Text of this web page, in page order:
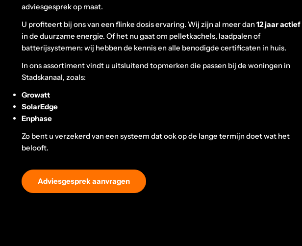
adviesgesprek op maat.
U profiteert bij ons van een flinke dosis ervaring. Wij zijn al meer dan 12 jaar actief
in de duurzame energie. Of het nu gaat om pelletkachels, laadpalen of
batterijsystemen: wij hebben de kennis en alle benodigde certificaten in huis.
In ons assortiment vindt u uitsluitend topmerken die passen bij de woningen in
Stadskanaal, zoals:
Growatt
SolarEdge
Enphase
Zo bent u verzekerd van een systeem dat ook op de lange termijn doet wat het
belooft.
Adviesgesprek aanvragen